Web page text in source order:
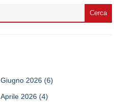
Giugno 2026 (6)
Aprile 2026 (4)